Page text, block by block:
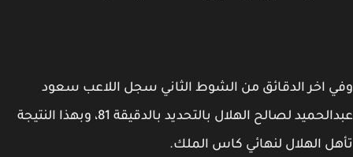
اخر الدقائق من الشوط الثاني سجل اللاعب سعود
عبدالحميد لصالح الهلال بالتحديد بالدقيقة 81، وبهذا النتيجة
الهلال لنهائي كاس الملك.